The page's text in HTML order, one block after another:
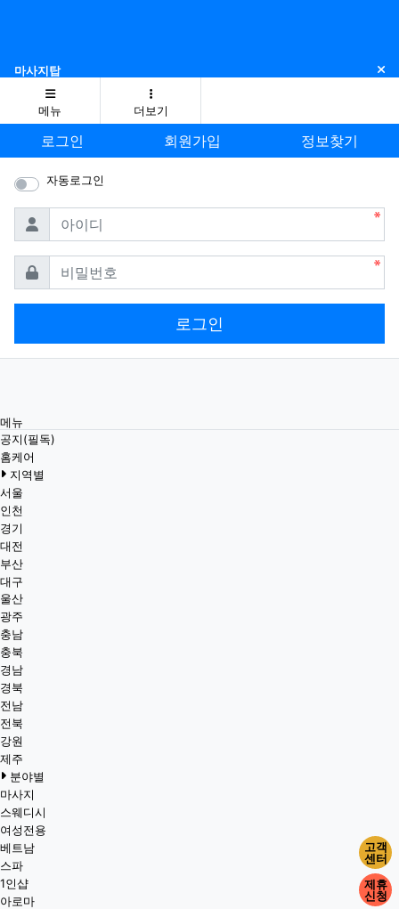
마사지탑 닫
메뉴 더보기
로그인 회원가입 정보찾기
자동로그인
아이디
비밀번호
로그인
메뉴
공지(필독)
홈케어
지역별
서울
인천
경기
대전
부산
대구
울산
광주
충남
충북
경남
경북
전남
전북
강원
제주
분야별
마사지
스웨디시
여성전용
베트남
스파
1인샵
아로마
고객
센터
제휴
신청